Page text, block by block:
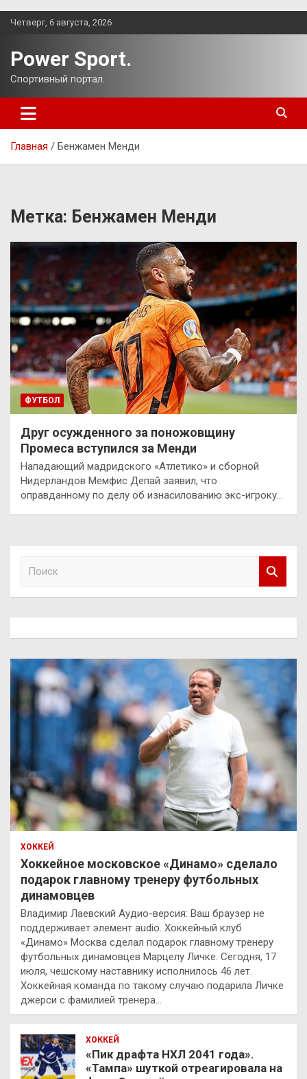
Перейти
Четверг, 6 августа, 2026
Power Sport.
Спортивный портал.
Главная Бенжамен Менди
Метка: Бенжамен Менди
ФУТБОЛ
Друг осужденного за поножовщину
Промеса вступился за Менди
Нападающий мадридского «Атлетико» и сборной
Нидерландов Мемфис Депай заявил, что
оправданному по делу об изнасилованию экс-игроку…
ХОККЕЙ
Хоккейное московское «Динамо» сделало
подарок главному тренеру футбольных
динамовцев
Владимир Лаевский Аудио-версия: Ваш браузер не
поддерживает элемент audio. Хоккейный клуб
«Динамо» Москва сделал подарок главному тренеру
футбольных динамовцев Марцелу Личке. Сегодня, 17
июля, чешскому наставнику исполнилось 46 лет.
Хоккейная команда по такому случаю подарила Личке
джерси с фамилией тренера…
ХОККЕЙ
«Пик драфта НХЛ 2041 года».
«Тампа» шуткой отреагировала на